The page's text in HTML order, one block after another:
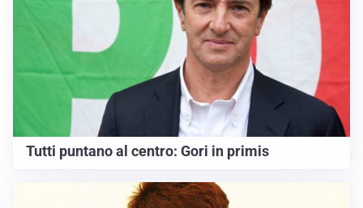
Tutti puntano al centro: Gori in primis